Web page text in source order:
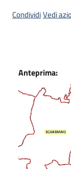
CondividiVedi
Dati
Anteprima: